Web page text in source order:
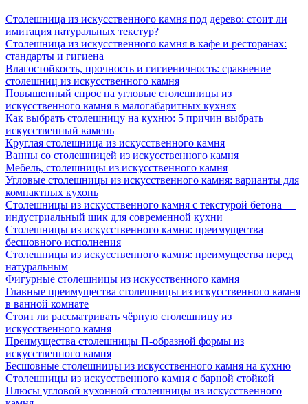
Столешница из искусственного камня под дерево: стоит ли
имитация натуральных текстур?
Столешница из искусственного камня в кафе и ресторанах:
стандарты и гигиена
Влагостойкость, прочность и гигиеничность: сравнение
столешниц из искусственного камня
Повышенный спрос на угловые столешницы из
искусственного камня в малогабаритных кухнях
Как выбрать столешницу на кухню: 5 причин выбрать
искусственный камень
Круглая столешница из искусственного камня
Ванны со столешницей из искусственного камня
Мебель, столешницы из искусственного камня
Угловые столешницы из искусственного камня: варианты для
компактных кухонь
Столешницы из искусственного камня с текстурой бетона —
индустриальный шик для современной кухни
Столешницы из искусственного камня: преимущества
бесшовного исполнения
Столешницы из искусственного камня: преимущества перед
натуральным
Фигурные столешницы из искусственного камня
Главные преимущества столешницы из искусственного камня
в ванной комнате
Стоит ли рассматривать чёрную столешницу из
искусственного камня
Преимущества столешницы П-образной формы из
искусственного камня
Бесшовные столешницы из искусственного камня на кухню
Столешницы из искусственного камня с барной стойкой
Плюсы угловой кухонной столешницы из искусственного